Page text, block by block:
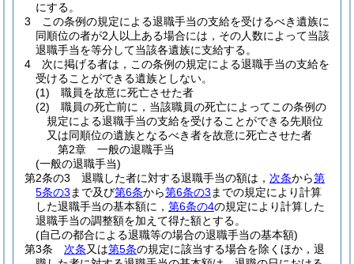
にする。
3
この条例の規定による退職手当の支給を受けるべき遺族に
同順位の者が2人以上ある場合には，その人数によって当該
退職手当を等分して当該各遺族に支給する。
4
次に掲げる者は，この条例の規定による退職手当の支給を
受けることができる遺族としない。
(1)
職員を故意に死亡させた者
(2)
職員の死亡前に，当該職員の死亡によってこの条例の
規定による退職手当の支給を受けることができる先順位
又は同順位の遺族となるべき者を故意に死亡させた者
第2章
一般の退職手当
(一般の退職手当)
第2条の3
退職した者に対する退職手当の額は， 次条から第
5条の3 まで及び第6条から第6条の3 までの規定により計算
した退職手当の基本額に， 第6条の4の規定により計算した
退職手当の調整額を加えて得た額とする。
(自己の都合による退職等の場合の退職手当の基本額)
第3条
次条又は第5条の規定に該当する場合を除くほか，退